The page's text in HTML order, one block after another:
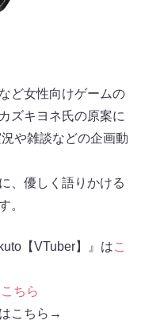
ど女性向けゲームの
ズキヨネ氏の原案に
や雑談などの企画動
、優しく語りかける
。
【VTuber】』はこ
こちら
こちら→